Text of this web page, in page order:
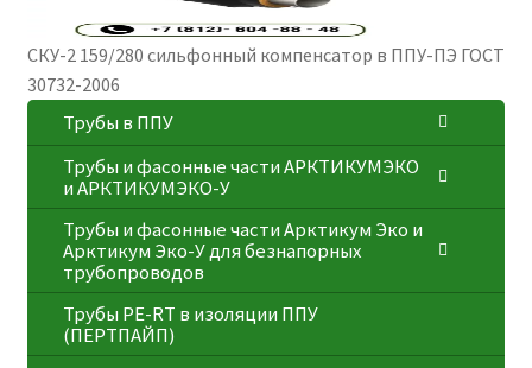
СКУ-2 159/280 сильфонный компенсатор в ППУ-ПЭ ГОСТ
30732-2006
Трубы в ППУ
Трубы и фасонные части АРКТИКУМЭКО
и АРКТИКУМЭКО-У
Трубы и фасонные части Арктикум Эко и
Арктикум Эко-У для безнапорных
трубопроводов
Трубы PE-RT в изоляции ППУ
(ПЕРТПАЙП)